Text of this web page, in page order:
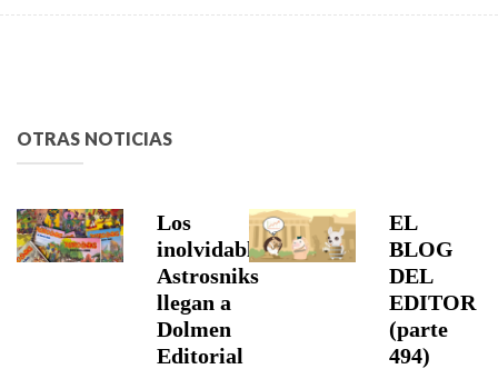
OTRAS NOTICIAS
Los
inolvidables
Astrosniks
llegan a
Dolmen
Editorial
EL
BLOG
DEL
EDITOR
(parte
494)